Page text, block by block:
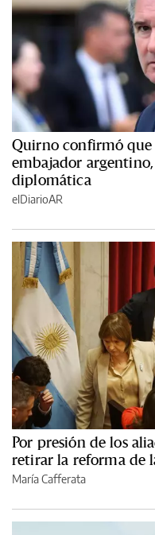
Quirno confirmó
embajador
diplomática
elDiarioAR
Por presión de los
retirar la reforma de
María Cafferata